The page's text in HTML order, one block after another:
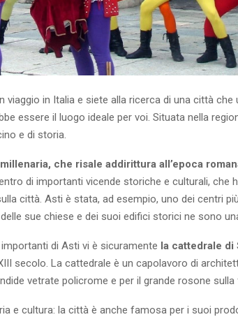
viaggio in Italia e siete alla ricerca di una città
essere il luogo ideale per voi. Situata nella
e di storia.
che risale addirittura all’epoca
di importanti vicende storiche e culturali, che
città. Asti è stata, ad esempio, uno dei centri
sue chiese e dei suoi edifici storici ne sono
di Asti vi è sicuramente la cattedrale di
secolo. La cattedrale è un capolavoro di
vetrate policrome e per il grande rosone sulla
e cultura: la città è anche famosa per i suoi